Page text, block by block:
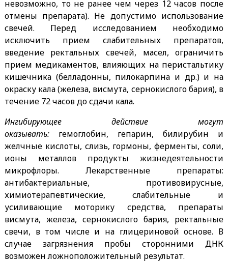
невозможно, то не ранее чем через 12 часов после
отмены препарата). Не допустимо использование
свечей. Перед исследованием необходимо
исключить прием слабительных препаратов,
введение ректальных свечей, масел, ограничить
прием медикаментов, влияющих на перистальтику
кишечника (белладонны, пилокарпина и др.) и на
окраску кала (железа, висмута, сернокислого бария), в
течение 72 часов до сдачи кала.
Ингибирующее действие могут
оказывать: гемоглобин, гепарин, билирубин и
желчные кислоты, слизь, гормоны, ферменты, соли,
ионы металлов продукты жизнедеятельности
микрофлоры. Лекарственные препараты:
антибактериальные, противовирусные,
химиотерапевтические, слабительные и
усиливающие моторику средства, препараты
висмута, железа, сернокислого бария, ректальные
свечи, в том числе и на глицериновой основе. В
случае загрязнения пробы сторонними ДНК
возможен ложноположительный результат.